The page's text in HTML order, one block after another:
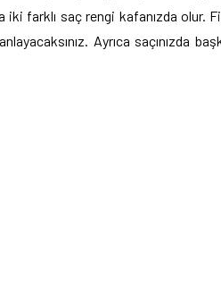
iki farklı saç rengi kafanızda olur.
Ayrıca saçınızda